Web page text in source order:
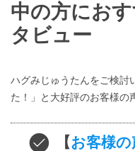
中の方にお
タビュー
ハグみじゅうたんをご検討
た！」と大好評のお客様の
【お客様の